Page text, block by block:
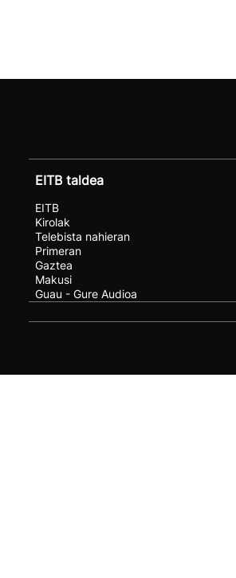
EITB taldea
EITB
Kirolak
Telebista nahieran
Primeran
Gaztea
Makusi
Guau - Gure Audioa